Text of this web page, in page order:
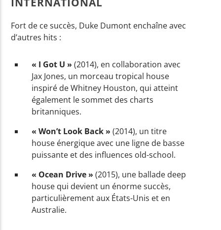
Fort de ce succès, Duke Dumont enchaîne avec
d’autres hits :
« I Got U » (2014), en collaboration avec
Jax Jones, un morceau tropical house
inspiré de Whitney Houston, qui atteint
également le sommet des charts
britanniques.
« Won’t Look Back » (2014), un titre
house énergique avec une ligne de basse
puissante et des influences old-school.
« Ocean Drive » (2015), une ballade deep
house qui devient un énorme succès,
particulièrement aux États-Unis et en
Australie.